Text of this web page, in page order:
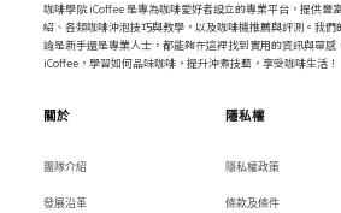
咖啡學院 iCoffee 是專為咖啡愛好者設立的專業平台，提供豐
紹、各類咖啡沖泡技巧與教學，以及咖啡機推薦與評測。我
論是新手還是專業人士，都能夠在這裡找到實用的資訊與靈
iCoffee，學習如何品味咖啡，提升沖煮技藝，享受咖啡生活！
關於
團隊介紹
發展沿革
隱私權
隱私權政策
條款及條件